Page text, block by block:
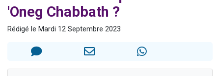
Il reste 49 places pour étudier en groupe sur Zoom
Eva vient de donner son Maasser
'Oneg Chabbath ?
Rédigé le Mardi 12 Septembre 2023